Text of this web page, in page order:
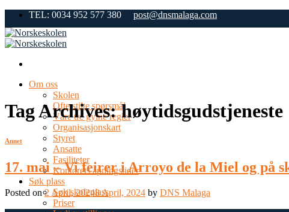
Skip
content
TEL: 0034 952 577 380 post@dnsmalaga.com
Om oss
Skolen
Ofte stilte spørsmål
Våre tre gylne regler
Organisasjonskart
Styret
Ansatte
Fasiliteter
Kontorets åpningstider
Søk plass
Søk skoleplass
Priser
Tag Archives:høytidsgudstjeneste
Annet
17. mai – Vi feirer i Arroyo de la Miel og på
Posted on2 April, 20248 April, 2024 by DNS Malaga